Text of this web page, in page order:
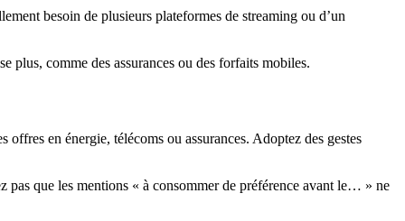
besoin de plusieurs plateformes de streaming ou d’un
plus, comme des assurances ou des forfaits mobiles.
en énergie, télécoms ou assurances. Adoptez des gestes
pas que les mentions « à consommer de préférence avant le… » ne